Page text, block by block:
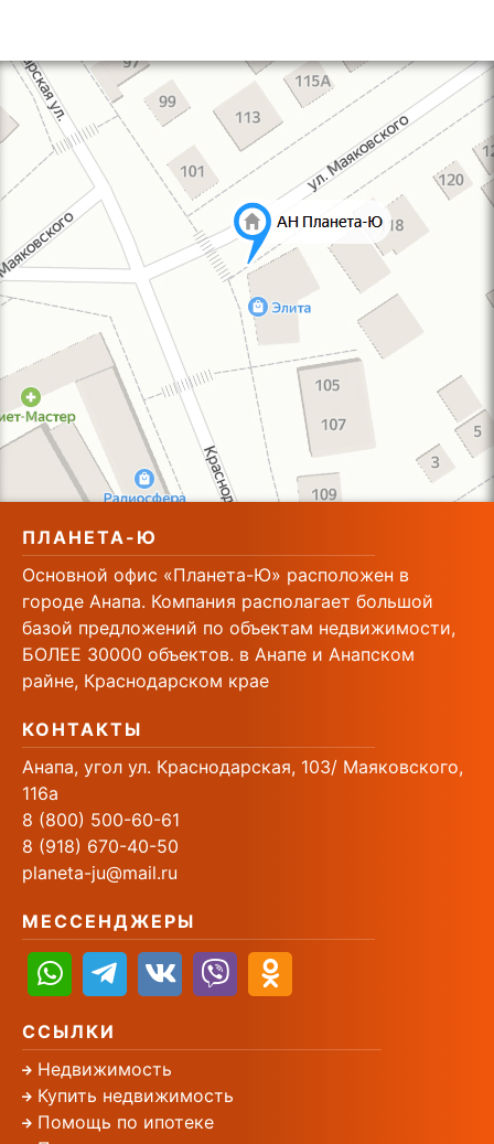
ПЛАНЕТА-Ю
Основной офис «Планета-Ю» расположен в
городе Анапа. Компания располагает большой
базой предложений по объектам недвижимости,
БОЛЕЕ 30000 объектов. в Анапе и Анапском
райне, Краснодарском крае
КОНТАКТЫ
Анапа, угол ул. Краснодарская, 103/ Маяковского,
116а
8 (800) 500-60-61
8 (918) 670-40-50
planeta-ju@mail.ru
МЕССЕНДЖЕРЫ
ССЫЛКИ
Недвижимость
Купить недвижимость
Помощь по ипотеке